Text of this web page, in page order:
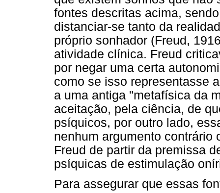
fontes descritas acima,
distanciar-se tanto da
próprio sonhador (Freud,
atividade clínica. Freud
por negar uma certa
como se isso representasse
a uma antiga "metafísica da
aceitação, pela ciência, de
psíquicos, por outro lado,
nenhum argumento contrário
Freud de partir da premissa
psíquicas de estimulação
Para assegurar que essas